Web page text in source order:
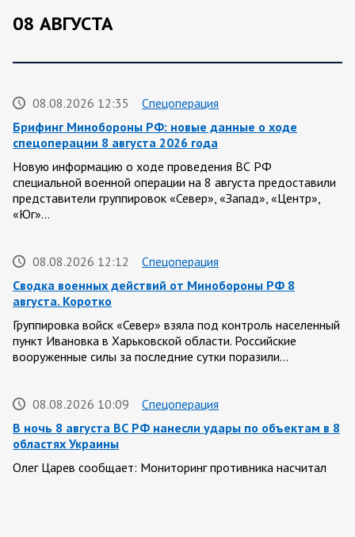
08 АВГУСТА
08.08.2026 12:35
Спецоперация
Брифинг Минобороны РФ: новые данные о ходе
спецоперации 8 августа 2026 года
Новую информацию о ходе проведения ВС РФ
специальной военной операции на 8 августа предоставили
представители группировок «Север», «Запад», «Центр»,
«Юг»…
08.08.2026 12:12
Спецоперация
Сводка военных действий от Минобороны РФ 8
августа. Коротко
Группировка войск «Север» взяла под контроль населенный
пункт Ивановка в Харьковской области. Российские
вооруженные силы за последние сутки поразили…
08.08.2026 10:09
Спецоперация
В ночь 8 августа ВС РФ нанесли удары по объектам в 8
областях Украины
Олег Царев сообщает: Мониторинг противника насчитал